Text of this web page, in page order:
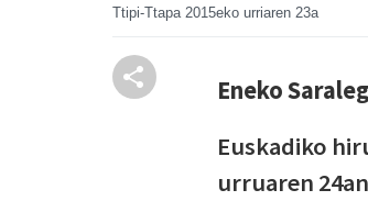
Ttipi-Ttapa 2015eko urriaren 23a
Eneko
Euskadiko
urruaren